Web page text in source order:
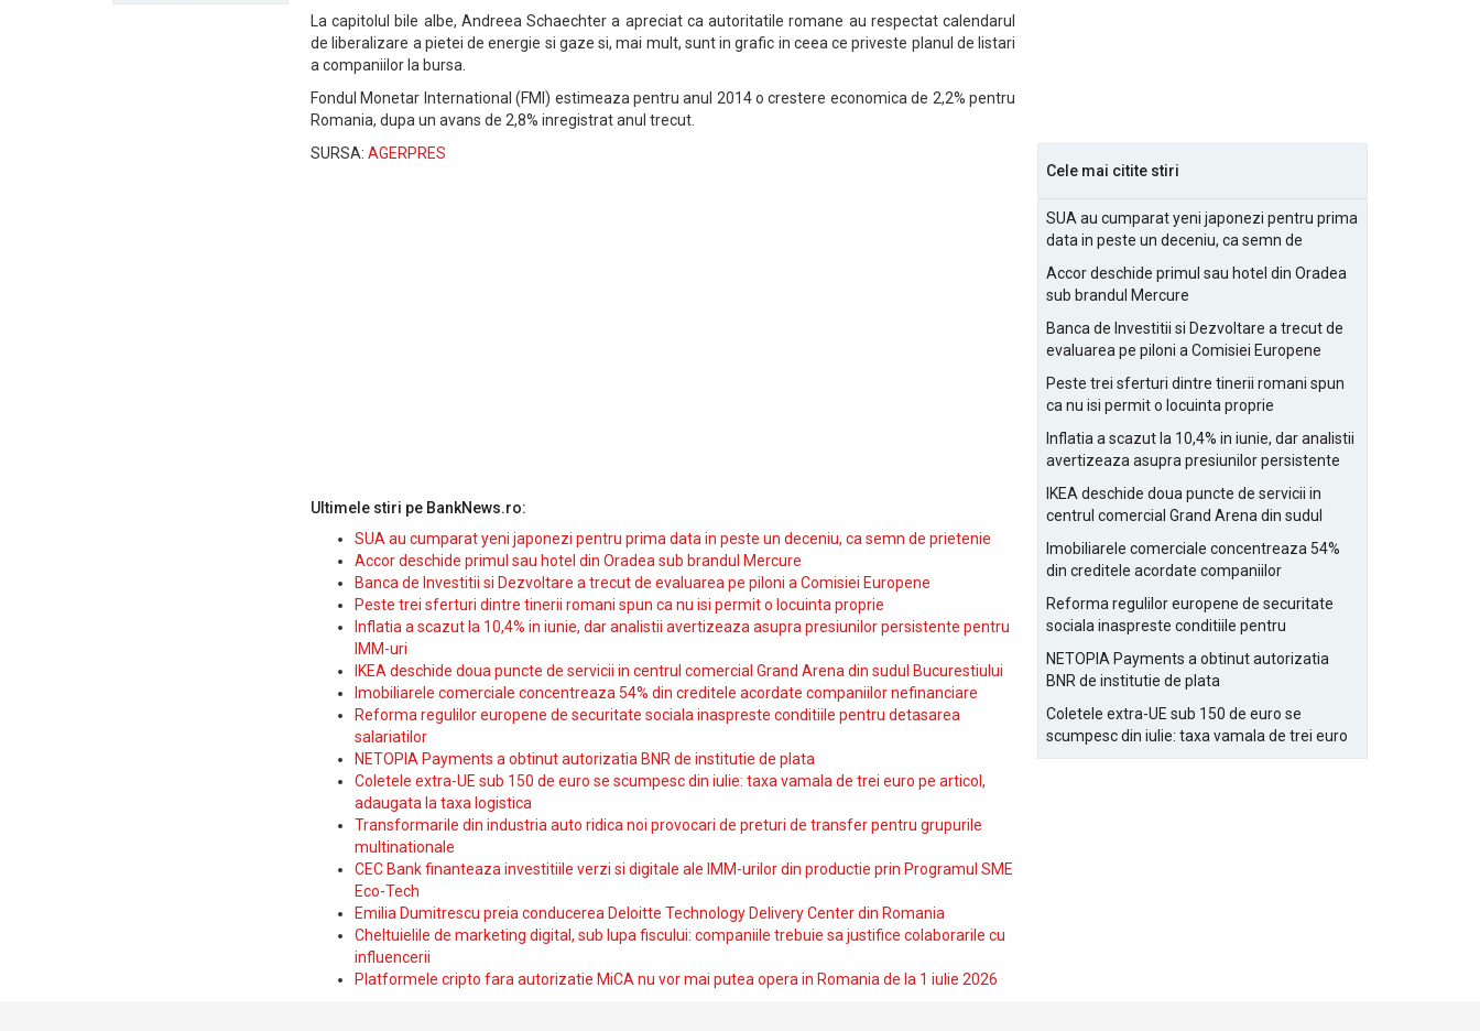
La capitolul bile albe, Andreea Schaechter a apreciat ca autoritatile romane au respectat calendarul
de liberalizare a pietei de energie si gaze si, mai mult, sunt in grafic in ceea ce priveste planul de listari
a companiilor la bursa.
Fondul Monetar International (FMI) estimeaza pentru anul 2014 o crestere economica de 2,2% pentru
Romania, dupa un avans de 2,8% inregistrat anul trecut.
SURSA: AGERPRES
Ultimele stiri pe BankNews.ro:
SUA au cumparat yeni japonezi pentru prima data in peste un deceniu, ca semn de prietenie
Accor deschide primul sau hotel din Oradea sub brandul Mercure
Banca de Investitii si Dezvoltare a trecut de evaluarea pe piloni a Comisiei Europene
Peste trei sferturi dintre tinerii romani spun ca nu isi permit o locuinta proprie
Inflatia a scazut la 10,4% in iunie, dar analistii avertizeaza asupra presiunilor persistente pentru
IMM-uri
IKEA deschide doua puncte de servicii in centrul comercial Grand Arena din sudul Bucurestiului
Imobiliarele comerciale concentreaza 54% din creditele acordate companiilor nefinanciare
Reforma regulilor europene de securitate sociala inaspreste conditiile pentru detasarea
salariatilor
NETOPIA Payments a obtinut autorizatia BNR de institutie de plata
Coletele extra-UE sub 150 de euro se scumpesc din iulie: taxa vamala de trei euro pe articol,
adaugata la taxa logistica
Transformarile din industria auto ridica noi provocari de preturi de transfer pentru grupurile
multinationale
CEC Bank finanteaza investitiile verzi si digitale ale IMM-urilor din productie prin Programul SME
Eco-Tech
Emilia Dumitrescu preia conducerea Deloitte Technology Delivery Center din Romania
Cheltuielile de marketing digital, sub lupa fiscului: companiile trebuie sa justifice colaborarile cu
influencerii
Platformele cripto fara autorizatie MiCA nu vor mai putea opera in Romania de la 1 iulie 2026
Cele mai citite stiri
SUA au cumparat yeni japonezi pentru prima
data in peste un deceniu, ca semn de
Accor deschide primul sau hotel din Oradea
sub brandul Mercure
Banca de Investitii si Dezvoltare a trecut de
evaluarea pe piloni a Comisiei Europene
Peste trei sferturi dintre tinerii romani spun
ca nu isi permit o locuinta proprie
Inflatia a scazut la 10,4% in iunie, dar analistii
avertizeaza asupra presiunilor persistente
IKEA deschide doua puncte de servicii in
centrul comercial Grand Arena din sudul
Imobiliarele comerciale concentreaza 54%
din creditele acordate companiilor
Reforma regulilor europene de securitate
sociala inaspreste conditiile pentru
NETOPIA Payments a obtinut autorizatia
BNR de institutie de plata
Coletele extra-UE sub 150 de euro se
scumpesc din iulie: taxa vamala de trei euro
pe articol, adaugata la taxa logistica